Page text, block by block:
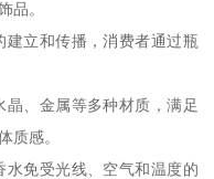
品。
建立和传播，消费者通过瓶
、金属等多种材质，满足
质感。
免受光线、空气和温度的